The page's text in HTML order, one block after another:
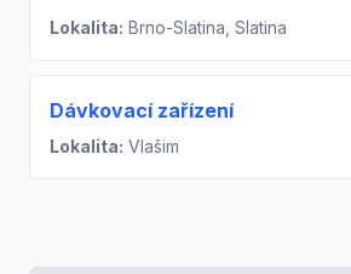
Lokalita: Brno-Slatina, Slatina
Dávkovací zařízení
Lokalita: Vlašim